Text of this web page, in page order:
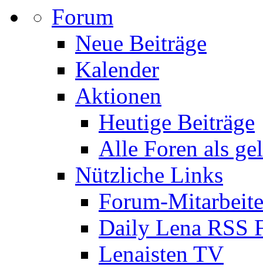
Forum
Neue Beiträge
Kalender
Aktionen
Heutige Beiträge
Alle Foren als
Nützliche Links
Forum-
Daily Lena RSS
Lenaisten TV